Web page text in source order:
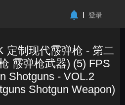
登录
定制现代霰弹枪 - 第二
霰弹枪武器) (5) FPS
Shotguns - VOL.2
Shotgun Weapon)